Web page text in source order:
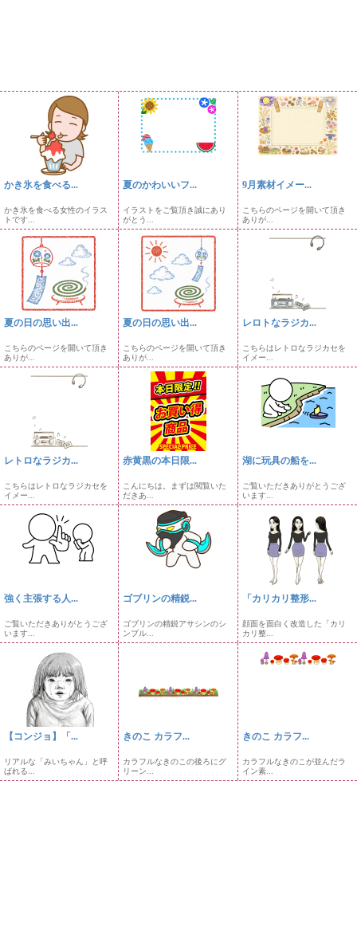
かき氷を食べる...
かき氷を食べる女性のイラス
トです...
夏のかわいいフ...
イラストをご覧頂き誠にあり
がとう...
9月素材イメー...
こちらのページを開いて頂き
ありが...
夏の日の思い出...
こちらのページを開いて頂き
ありが...
夏の日の思い出...
こちらのページを開いて頂き
ありが...
レロトなラジカ...
こちらはレトロなラジカセを
イメー...
レトロなラジカ...
こちらはレトロなラジカセを
イメー...
赤黄黒の本日限...
こんにちは。まずは閲覧いた
だきあ...
湖に玩具の船を...
ご覧いただきありがとうござ
います...
強く主張する人...
ご覧いただきありがとうござ
います...
ゴブリンの精鋭...
ゴブリンの精鋭アサシンのシ
ンプル...
「カリカリ整形...
顔面を面白く改造した「カリ
カリ整...
【コンジョ】「...
リアルな「みいちゃん」と呼
ばれる...
きのこ カラフ...
カラフルなきのこの後ろにグ
リーン...
きのこ カラフ...
カラフルなきのこが並んだラ
イン素...